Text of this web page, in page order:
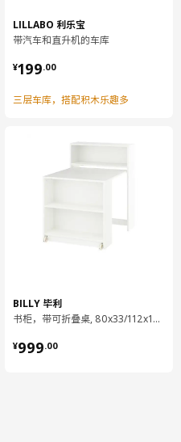
LILLABO 利乐宝
带汽车和直升机的车库
¥199.00
¥ 199.00
三层车库，搭配积木乐趣多
BILLY 毕利
书柜，带可折叠桌, 80x33/112x106 厘米
¥999.00
¥ 999.00